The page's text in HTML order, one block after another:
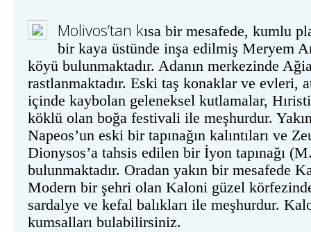
Molivos’tan kısa bir mesafede, kumlu
bir kaya üstünde inşa edilmiş Meryem
köyü bulunmaktadır. Adanın merkezinde
rastlanmaktadır. Eski taş konaklar ve evleri,
içinde kaybolan geleneksel kutlamalar,
köklü olan boğa festivali ile meşhurdur.
Napeos’un eski bir tapınağın kalıntıları ve
Dionysos’a tahsis edilen bir İyon tapınağı
bulunmaktadır. Oradan yakın bir mesafede
Modern bir şehri olan Kaloni güzel
sardalye ve kefal balıkları ile meşhurdur.
kumsalları bulabilirsiniz.